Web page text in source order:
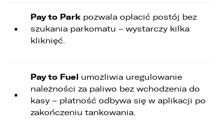
Pay to Park pozwala opłacić postój bez
szukania parkomatu – wystarczy kilka
kliknięć.
Pay to Fuel umożliwia uregulowanie
należności za paliwo bez wchodzenia do
kasy – płatność odbywa się w aplikacji po
zakończeniu tankowania.
zgłoszenia.
1. Odbiorcami Państwa danych osobowych
będą:
prawa,
2. osoby upoważnione przez Administratora do
przetwarzania danych w ramach wykonywania
swoich obowiązków służbowych,